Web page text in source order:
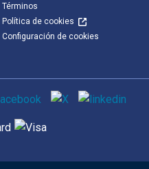
Términos
Política de cookies
Configuración de cookies